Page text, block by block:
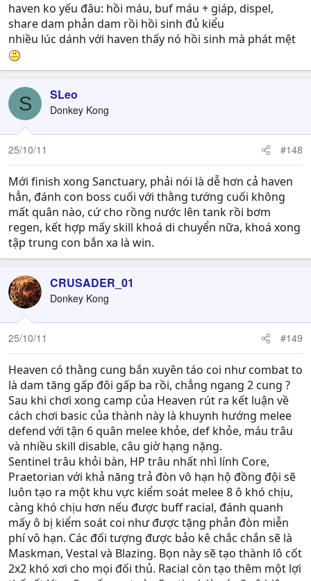
haven ko yếu đâu: hồi máu, buf máu + giáp, dispel,
share dam phản dam rồi hồi sinh đủ kiểu
nhiều lúc dánh với haven thấy nó hồi sinh mà phát mệt
S SLeo
Donkey Kong
25/10/11 #148
Mới finish xong Sanctuary, phải nói là dễ hơn cả haven
hẳn, đánh con boss cuối với thằng tướng cuối không
mất quân nào, cứ cho rồng nước lên tank rồi bơm
regen, kết hợp mấy skill khoá di chuyển nữa, khoá xong
tập trung con bắn xa là win.
CRUSADER_01
Donkey Kong
25/10/11 #149
Heaven có thằng cung bắn xuyên táo coi như combat to
là dam tăng gấp đôi gấp ba rồi, chẳng ngang 2 cung ?
Sau khi chơi xong camp của Heaven rút ra kết luận về
cách chơi basic của thành này là khuynh hướng melee
defend với tận 6 quân melee khỏe, def khỏe, máu trâu
và nhiều skill disable, câu giờ hạng nặng.
Sentinel trâu khỏi bàn, HP trâu nhất nhì lính Core,
Praetorian với khả năng trả đòn vô hạn hộ đồng đội sẽ
luôn tạo ra một khu vực kiểm soát melee 8 ô khó chịu,
càng khó chịu hơn nếu được buff racial, đánh quanh
mấy ô bị kiểm soát coi như được tặng phản đòn miễn
phí vô hạn. Các đối tượng được bảo kê chắc chắn sẽ là
Maskman, Vestal và Blazing. Bọn này sẽ tạo thành lô cốt
2x2 khó xơi cho mọi đối thủ. Racial còn tạo thêm một lợi